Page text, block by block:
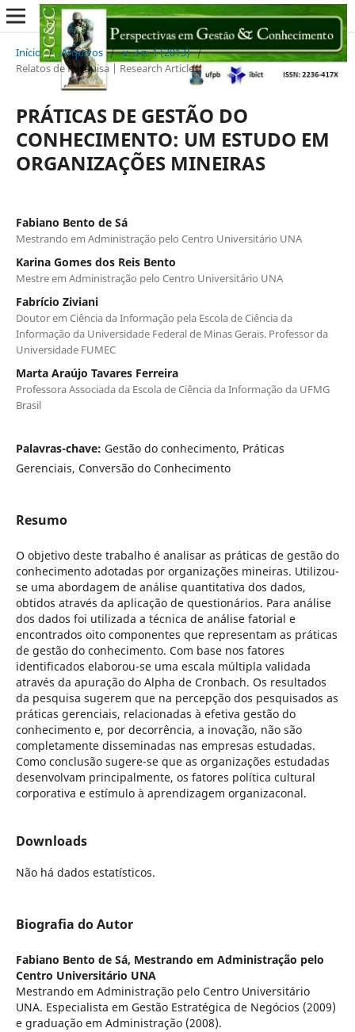
Início / Arquivos / v. 3 n. 1 (2013) /
Relatos de Pesquisa | Research Articles
PRÁTICAS DE GESTÃO DO
CONHECIMENTO: UM ESTUDO EM
ORGANIZAÇÕES MINEIRAS
Fabiano Bento de Sá
Mestrando em Administração pelo Centro Universitário UNA
Karina Gomes dos Reis Bento
Mestre em Administração pelo Centro Universitário UNA
Fabrício Ziviani
Doutor em Ciência da Informação pela Escola de Ciência da
Informação da Universidade Federal de Minas Gerais. Professor da
Universidade FUMEC
Marta Araújo Tavares Ferreira
Professora Associada da Escola de Ciência da Informação da UFMG
Brasil
Palavras-chave: Gestão do conhecimento, Práticas
Gerenciais, Conversão do Conhecimento
Resumo
O objetivo deste trabalho é analisar as práticas de gestão do
conhecimento adotadas por organizações mineiras. Utilizou-
se uma abordagem de análise quantitativa dos dados,
obtidos através da aplicação de questionários. Para análise
dos dados foi utilizada a técnica de análise fatorial e
encontrados oito componentes que representam as práticas
de gestão do conhecimento. Com base nos fatores
identificados elaborou-se uma escala múltipla validada
através da apuração do Alpha de Cronbach. Os resultados
da pesquisa sugerem que na percepção dos pesquisados as
práticas gerenciais, relacionadas à efetiva gestão do
conhecimento e, por decorrência, a inovação, não são
completamente disseminadas nas empresas estudadas.
Como conclusão sugere-se que as organizações estudadas
desenvolvam principalmente, os fatores política cultural
corporativa e estímulo à aprendizagem organizaconal.
Downloads
Não há dados estatísticos.
Biografia do Autor
Fabiano Bento de Sá, Mestrando em Administração pelo
Centro Universitário UNA
Mestrando em Administração pelo Centro Universitário
UNA. Especialista em Gestão Estratégica de Negócios (2009)
e graduação em Administração (2008).